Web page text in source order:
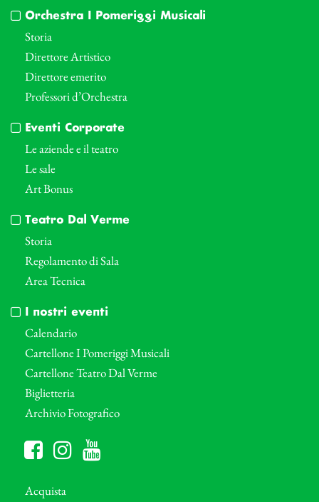
Orchestra I Pomeriggi Musicali
Storia
Direttore Artistico
Direttore emerito
Professori d’Orchestra
Eventi Corporate
Le aziende e il teatro
Le sale
Art Bonus
Teatro Dal Verme
Storia
Regolamento di Sala
Area Tecnica
I nostri eventi
Calendario
Cartellone I Pomeriggi Musicali
Cartellone Teatro Dal Verme
Biglietteria
Archivio Fotografico
Acquista